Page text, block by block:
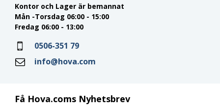
Få Hova.coms Nyhetsbrev
Kontor och Lager är bemannat
Mån -Torsdag 06:00 - 15:00
Fredag 06:00 - 13:00
0506-351 79
info@hova.com